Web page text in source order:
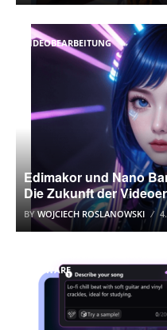
VIDEOBEARBEITUNG
Edimakor und Nano
Die Zukunft der
BY WOJCIECH ROSLANOWSKI
SOFTWARE